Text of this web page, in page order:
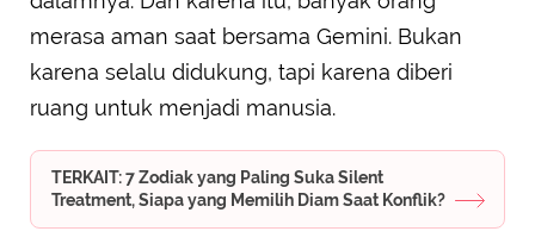
merasa aman saat bersama Gemini. Bukan
karena selalu didukung, tapi karena diberi
ruang untuk menjadi manusia.
TERKAIT: 7 Zodiak yang Paling Suka Silent
Treatment, Siapa yang Memilih Diam Saat Konflik?